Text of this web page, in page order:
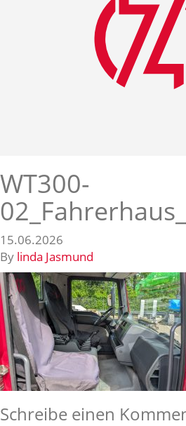
WT300-
15.06.2026
By linda Jasmund
Schreibe einen